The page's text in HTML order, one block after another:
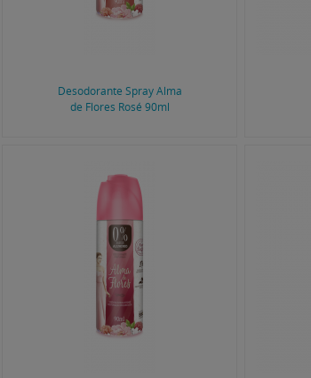
Desodorante Spray Alma
de Flores Rosé 90ml